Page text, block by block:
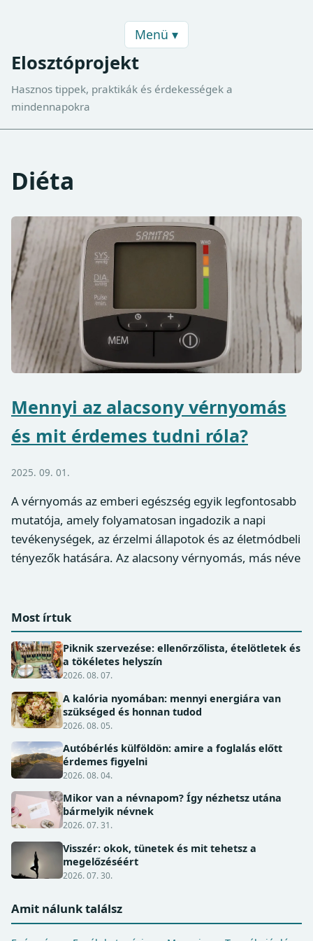
Menü ▾
Elosztóprojekt
Hasznos tippek, praktikák és érdekességek a
mindennapokra
Diéta
Mennyi az alacsony vérnyomás
és mit érdemes tudni róla?
2025. 09. 01.
A vérnyomás az emberi egészség egyik legfontosabb
mutatója, amely folyamatosan ingadozik a napi
tevékenységek, az érzelmi állapotok és az életmódbeli
tényezők hatására. Az alacsony vérnyomás, más néve
Most írtuk
Piknik szervezése: ellenőrzőlista, ételötletek és
a tökéletes helyszín
2026. 08. 07.
A kalória nyomában: mennyi energiára van
szükséged és honnan tudod
2026. 08. 05.
Autóbérlés külföldön: amire a foglalás előtt
érdemes figyelni
2026. 08. 04.
Mikor van a névnapom? Így nézhetsz utána
bármelyik névnek
2026. 07. 31.
Visszér: okok, tünetek és mit tehetsz a
megelőzéséért
2026. 07. 30.
Amit nálunk találsz